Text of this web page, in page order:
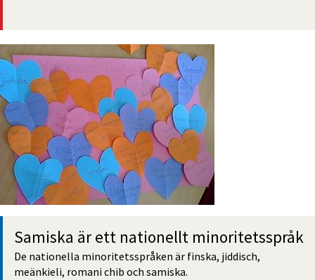
Samiska är ett nationellt minoritets­språk
De nationella minoritets­språken är finska, jiddisch,
meänkieli, romani chib och samiska.